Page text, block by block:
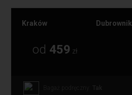
Kraków Dubrownik
od 459 zł